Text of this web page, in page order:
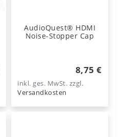
AudioQuest® HDMI
Noise-Stopper Cap
8,75 €
inkl. ges. MwSt. zzgl.
Versandkosten